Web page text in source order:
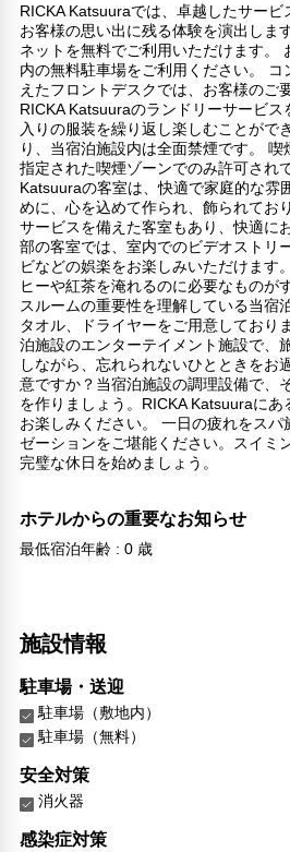
RICKA Katsuuraでは、卓越したサービ
お客様の思い出に残る体験を演出しま
ネットを無料でご利用いただけます。
内の無料駐車場をご利用ください。
えたフロントデスクでは、お客様のご
RICKA Katsuuraのランドリーサービス
入りの服装を繰り返し楽しむことがで
り、当宿泊施設内は全面禁煙です。
指定された喫煙ゾーンでのみ許可され
Katsuuraの客室は、快適で家庭的な雰
めに、心を込めて作られ、飾られてお
サービスを備えた客室もあり、快適に
部の客室では、室内でのビデオストリ
ビなどの娯楽をお楽しみいただけます
ヒーや紅茶を淹れるのに必要なものが
スルームの重要性を理解している当宿
タオル、ドライヤーをご用意しており
泊施設のエンターテイメント施設で、
しながら、忘れられないひとときをお
意ですか？当宿泊施設の調理設備で、
を作りましょう。RICKA Katsuuraに
お楽しみください。 一日の疲れをスパ
ゼーションをご堪能ください。スイミ
完璧な休日を始めましょう。
ホテルからの重要なお知らせ
最低宿泊年齢 : 0 歳
施設情報
駐車場・送迎
駐車場（敷地内）
駐車場（無料）
安全対策
消火器
感染症対策